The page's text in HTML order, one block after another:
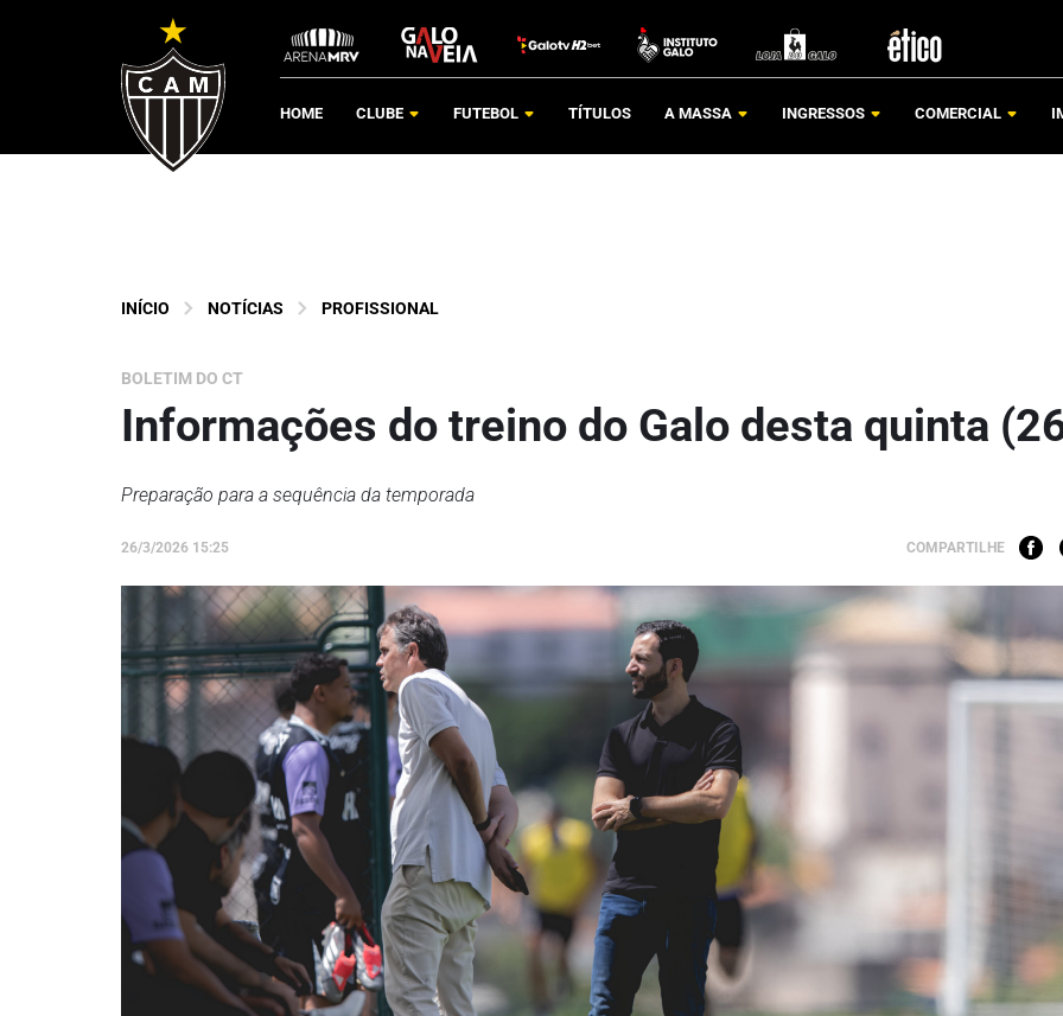
HOME CLUBE FUTEBOL TÍTULOS A MASSA INGRESSOS COMERCIAL
INÍCIO NOTÍCIAS PROFISSIONAL
BOLETIM DO CT
Informações do treino do Galo desta quinta
Preparação para a sequência da temporada
26/3/2026 15:25 COMPARTILHE